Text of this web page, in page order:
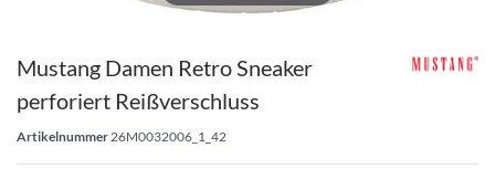
Mustang Damen Retro Sneaker
perforiert Reißverschluss
Artikelnummer 26M0032006_1_42